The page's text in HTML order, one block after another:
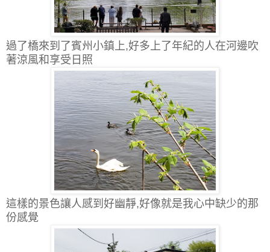
過了橋來到了賓州小鎮上,好多上了年紀的人在河邊吹
著涼風和享受日照
這樣的景色讓人感到好幽靜,好像就是我心中缺少的那
份感覺